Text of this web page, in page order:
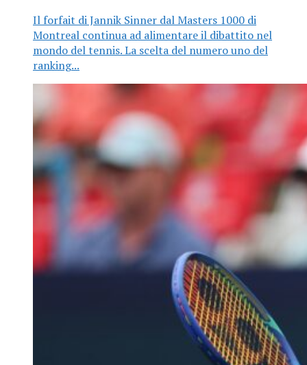
Il forfait di Jannik Sinner dal Masters 1000 di
Montreal continua ad alimentare il dibattito nel
mondo del tennis. La scelta del numero uno del
ranking...